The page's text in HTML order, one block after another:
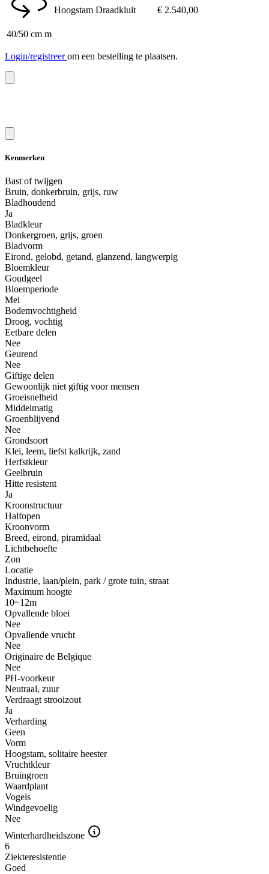
40/50 cm m
Hoogstam Draadkluit € 2.540,00
Login/registreerom een bestelling te plaatsen.
Kenmerken
Bast of twijgen
Bruin, donkerbruin, grijs, ruw
Bladhoudend
Ja
Bladkleur
Donkergroen, grijs, groen
Bladvorm
Eirond, gelobd, getand, glanzend, langwerpig
Bloemkleur
Goudgeel
Bloemperiode
Mei
Bodemvochtigheid
Droog, vochtig
Eetbare delen
Nee
Geurend
Nee
Giftige delen
Gewoonlijk niet giftig voor mensen
Groeisnelheid
Middelmatig
Groenblijvend
Nee
Grondsoort
Klei, leem, liefst kalkrijk, zand
Herfstkleur
Geelbruin
Hitte resistent
Ja
Kroonstructuur
Halfopen
Kroonvorm
Breed, eirond, piramidaal
Lichtbehoefte
Zon
Locatie
Industrie, laan/plein, park / grote tuin, straat
Maximum hoogte
10~12m
Opvallende bloei
Nee
Opvallende vrucht
Nee
Originaire de Belgique
Nee
PH-voorkeur
Neutraal, zuur
Verdraagt strooizout
Ja
Verharding
Geen
Vorm
Hoogstam, solitaire heester
Vruchtkleur
Bruingroen
Waardplant
Vogels
Windgevoelig
Nee
Winterhardheidszone
6
Ziekteresistentie
Goed